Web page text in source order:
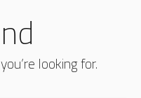
looking for.